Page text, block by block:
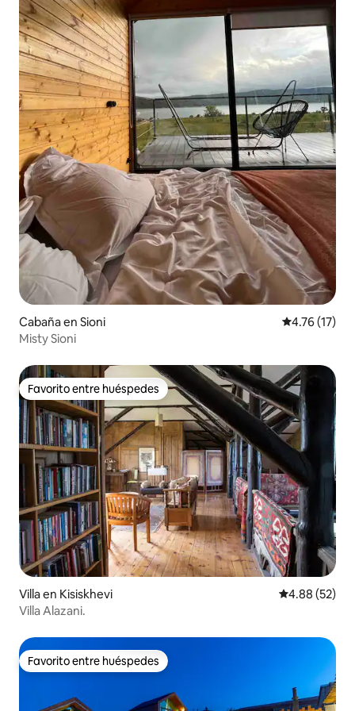
Cabaña en Sioni Calificación
4.76 (17)
Misty Sioni
Favorito entre huéspedes
Favorito entre huéspedes
Villa en Kisiskhevi Calificación
4.88 (52)
Villa Alazani.
Favorito entre huéspedes
Favorito entre huéspedes